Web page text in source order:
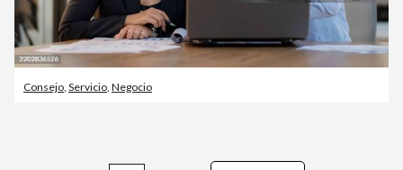
Consejo, Servicio, Negocio